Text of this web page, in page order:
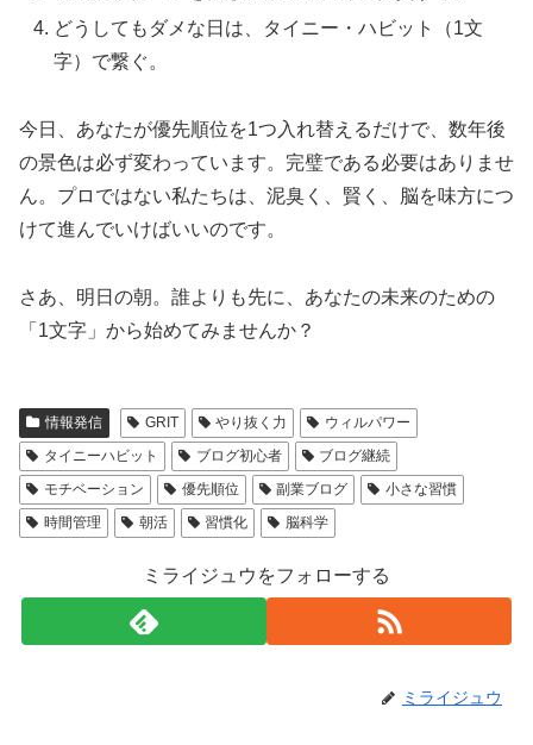
どうしてもダメな日は、タイニー・ハビット（1文
字）で繋ぐ。
今日、あなたが優先順位を1つ入れ替えるだけで、数年後
の景色は必ず変わっています。完璧である必要はありませ
ん。プロではない私たちは、泥臭く、賢く、脳を味方につ
けて進んでいけばいいのです。
さあ、明日の朝。誰よりも先に、あなたの未来のための
「1文字」から始めてみませんか？
情報発信 GRIT やり抜く力
ウィルパワー
タイニーハビット
ブログ初心者
ブログ継続
モチベーション
優先順位 副業ブログ
小さな習慣
時間管理
朝活 習慣化 脳科学
ミライジュウをフォローする
ミライジュウ